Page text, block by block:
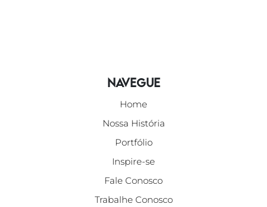
Navegue
Home
Nossa História
Portfólio
Inspire-se
Fale Conosco
Trabalhe Conosco